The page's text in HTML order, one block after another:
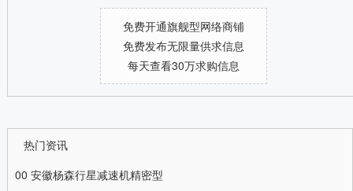
免费开通旗舰型网络商铺
免费发布无限量供求信息
每天查看30万求购信息
热门资讯
00 安徽杨森行星减速机精密型